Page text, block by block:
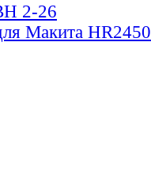
2-26
Макита HR2450